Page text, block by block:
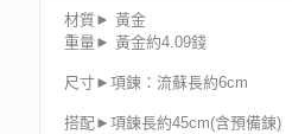
材質► 黃金
重量► 黃金約4.09錢
尺寸►項鍊：流蘇長約6cm
搭配►項鍊長約45cm(含預備鍊)